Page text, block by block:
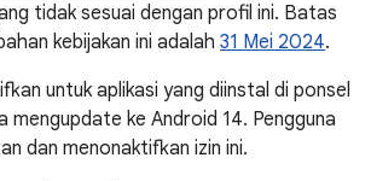
tidak sesuai dengan profil ini. Batas
kebijakan ini adalah 31 Mei 2024.
untuk aplikasi yang diinstal di ponsel
mengupdate ke Android 14. Pengguna
dan menonaktifkan izin ini.